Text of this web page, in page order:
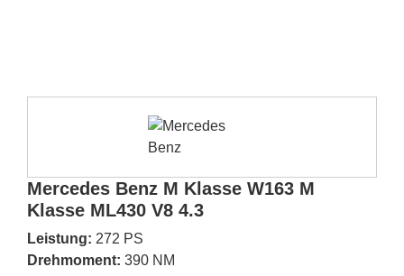
Mercedes Benz M Klasse W163 M
Klasse ML430 V8 4.3
Leistung: 272 PS
Drehmoment: 390 NM